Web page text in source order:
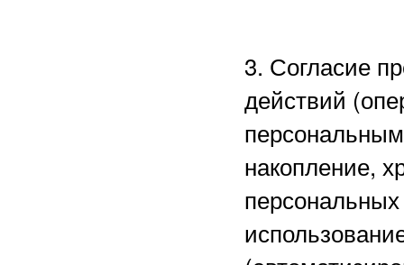
3. Согласие
действий
накопление,